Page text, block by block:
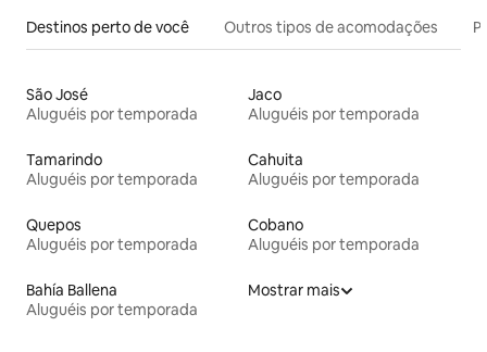
Destinos perto de você Outros tipos de acomodações
São José
Aluguéis por temporada
Jaco
Aluguéis por temporada
Tamarindo
Aluguéis por temporada
Cahuita
Aluguéis por temporada
Quepos
Aluguéis por temporada
Cobano
Aluguéis por temporada
Bahía Ballena
Aluguéis por temporada
Mostrar mais